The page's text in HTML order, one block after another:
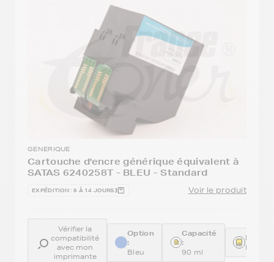
GENERIQUE
Cartouche d'encre générique équivalent à
SATAS 6240258T - BLEU - Standard
EXPÉDITION : 6 À 14 JOURS Voir le produit
Vérifier la
compatibilité
avec mon
imprimante
Option
:
Bleu
Capacité
:
90 ml